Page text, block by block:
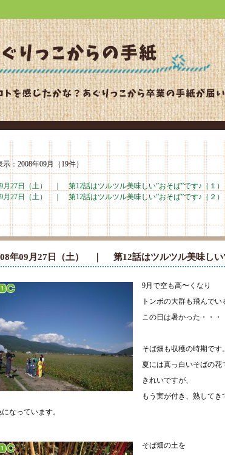
2008年09月（19件）
月27日（土） ｜ 第12話はツルツル美味しい”おそば”です♪（１）
月27日（土） ｜ 第12話はツルツル美味しい”おそば”です♪（２）
年09月27日（土） ｜ 第12話はツルツル美味し
9月で空も高〜くなり
トンボの大群も飛んでい
この日は暑かった・・・
そば畑も収穫の時期です
夏には真っ白いそばの花
きれいですが、
もう実が付き、熟してき
なっています。
そば畑の土を